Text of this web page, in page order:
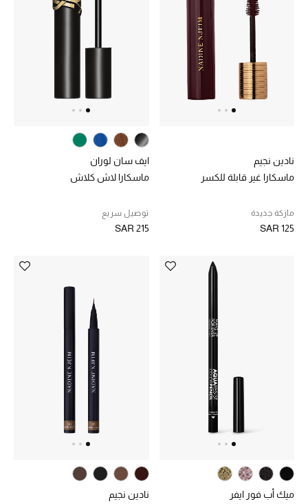
نادين نجيم
ماسكارا غير قابلة للكسر
ماركة جديدة
SAR 125
ايف سان لوران
ماسكارا لاش كلاش
توصيل سريع
SAR 215
ميك أب فور ايفر
نادين نجيم